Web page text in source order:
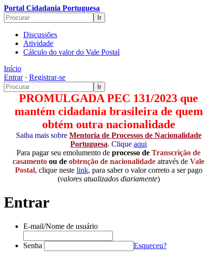
Portal Cidadania Portuguesa
Discussões
Atividade
Cálculo do valor do Vale Postal
Início
Entrar · Registrar-se
PROMULGADA PEC 131/2023 que
mantém cidadania brasileira de quem
obtém outra nacionalidade
Saiba mais sobre Mentoria de Processos de Nacionalidade
Portuguesa. Clique aqui
Para pagar seu emolumento de processo de Transcrição de
casamento ou de obtenção de nacionalidade através de Vale
Postal, clique neste link, para saber o valor correto a ser pago
(valores atualizados diariamente)
Entrar
E-mail/Nome de usuário
Senha Esqueceu?